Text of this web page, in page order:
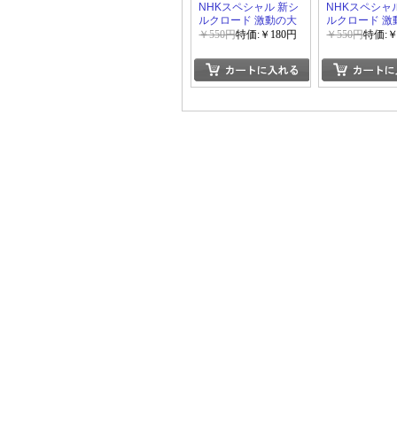
NHKスペシャル 新シ
ルクロード 激動の大
地をゆく 特別編 第6
ロ
￥550円特価:￥180円
NHKスペシャ
ルクロード 激
地をゆく 特別
し
￥550円特価: